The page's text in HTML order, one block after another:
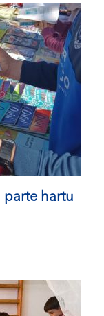
parte hartu